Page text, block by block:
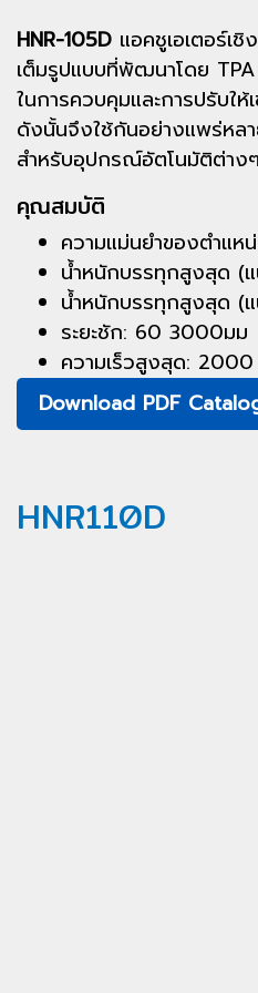
HNR-105D แอคชูเอเตอร์เ
เต็มรูปแบบที่พัฒนาโดย
ในการควบคุมและการปรับใ
ดังนั้นจึงใช้กันอย่างแพร่หล
สำหรับอุปกรณ์อัตโนมัติต่าง
คุณสมบัติ
ความแม่นยำของตำแห
น้ำหนักบรรทุกสูงสุด (
น้ำหนักบรรทุกสูงสุด (
ระยะชัก: 60 3000มม
ความเร็วสูงสุด:
Download PDF
HNR110D